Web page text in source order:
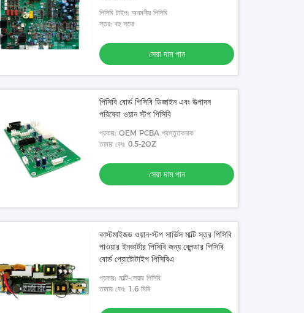
পিসিবি টাইপ: অনমনীয় পিসিবি
স্তর: বহু স্তর
সেরা দাম পান
পিসিবি বোর্ড পিসিবি ডিজাইন এবং উত্পাদন
পরিষেবা ওয়ান স্টপ পিসিবি
প্রকার: OEM PCBA প্রস্তুতকারক
তামার বেধ: 0.5-2OZ
সেরা দাম পান
কাস্টমাইজড ওয়ান-স্টপ সার্ভিস মাল্টি স্তর পিসিবি
পাওয়ার ইনভার্টার পিসিবি জন্য ব্লেন্ডার পিসিবি
বোর্ড প্রোটোটাইপ পিসিবিএ
প্রকার: মাল্টি-লেয়ার পিসিবি
তামার বেধ: 1.6 মিমি